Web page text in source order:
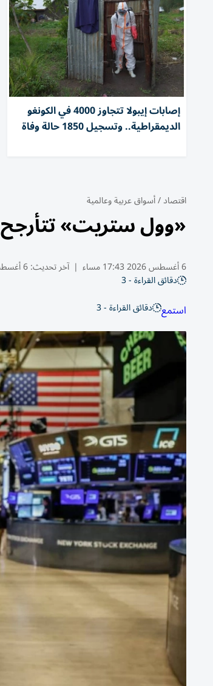
إصابات إيبولا تتجاوز 4000 في الكونغو
الديمقراطية.. وتسجيل 1850 حالة وفاة
اقتصاد/أسواق عربية وعالمية
«وول ستريت»
6 أغسطس 2026 17:43 مساء | آخر تحديث:6 أغسطس 21:39 2026
دقائق القراءة - 3
استمع دقائق القراءة - 3